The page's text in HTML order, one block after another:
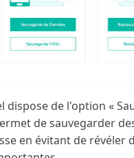
dispose de l'option «
de sauvegarder
en évitant de révéler